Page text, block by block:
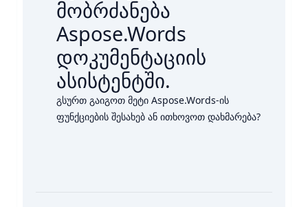
მობრძანება
Aspose.Words
დოკუმენტაციის
ასისტენტში.
გსურთ გაიგოთ მეტი Aspose.Words-ის
ფუნქციების შესახებ ან ითხოვოთ დახმარება?